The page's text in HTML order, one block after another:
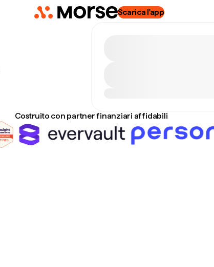
Scarica l'app
Costruito con partner finanziari affidabili